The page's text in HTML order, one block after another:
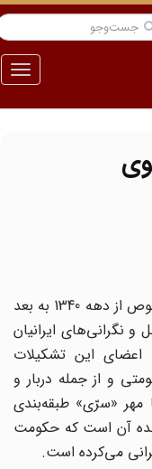
منو
نفوذ بهاییان در دوران پهلوی دوم و به‌خصوص از دهه 1340 به بعد
ایرانیان
این تشکیلات
و از جمله دربار و
«سرّی» طبقه‌بندی
آن است که حکومت
می‌کرده است.